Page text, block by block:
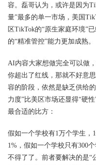
容。磊哥认为，或许是因为
量”最多的单一市场，美国
区TikTok的“原生家庭环境”
的“精准管控”能力更加成熟。
AI内容大家想做完全可以做
你超出了红线，那就不好意
容的阶段，依然是缺乏供给
力度”比美区市场还显得“硬
最合适的比方：
假如一个学校有1万个学生，
1%，假如一个学校只有300
不得了了。前者要解决的是“